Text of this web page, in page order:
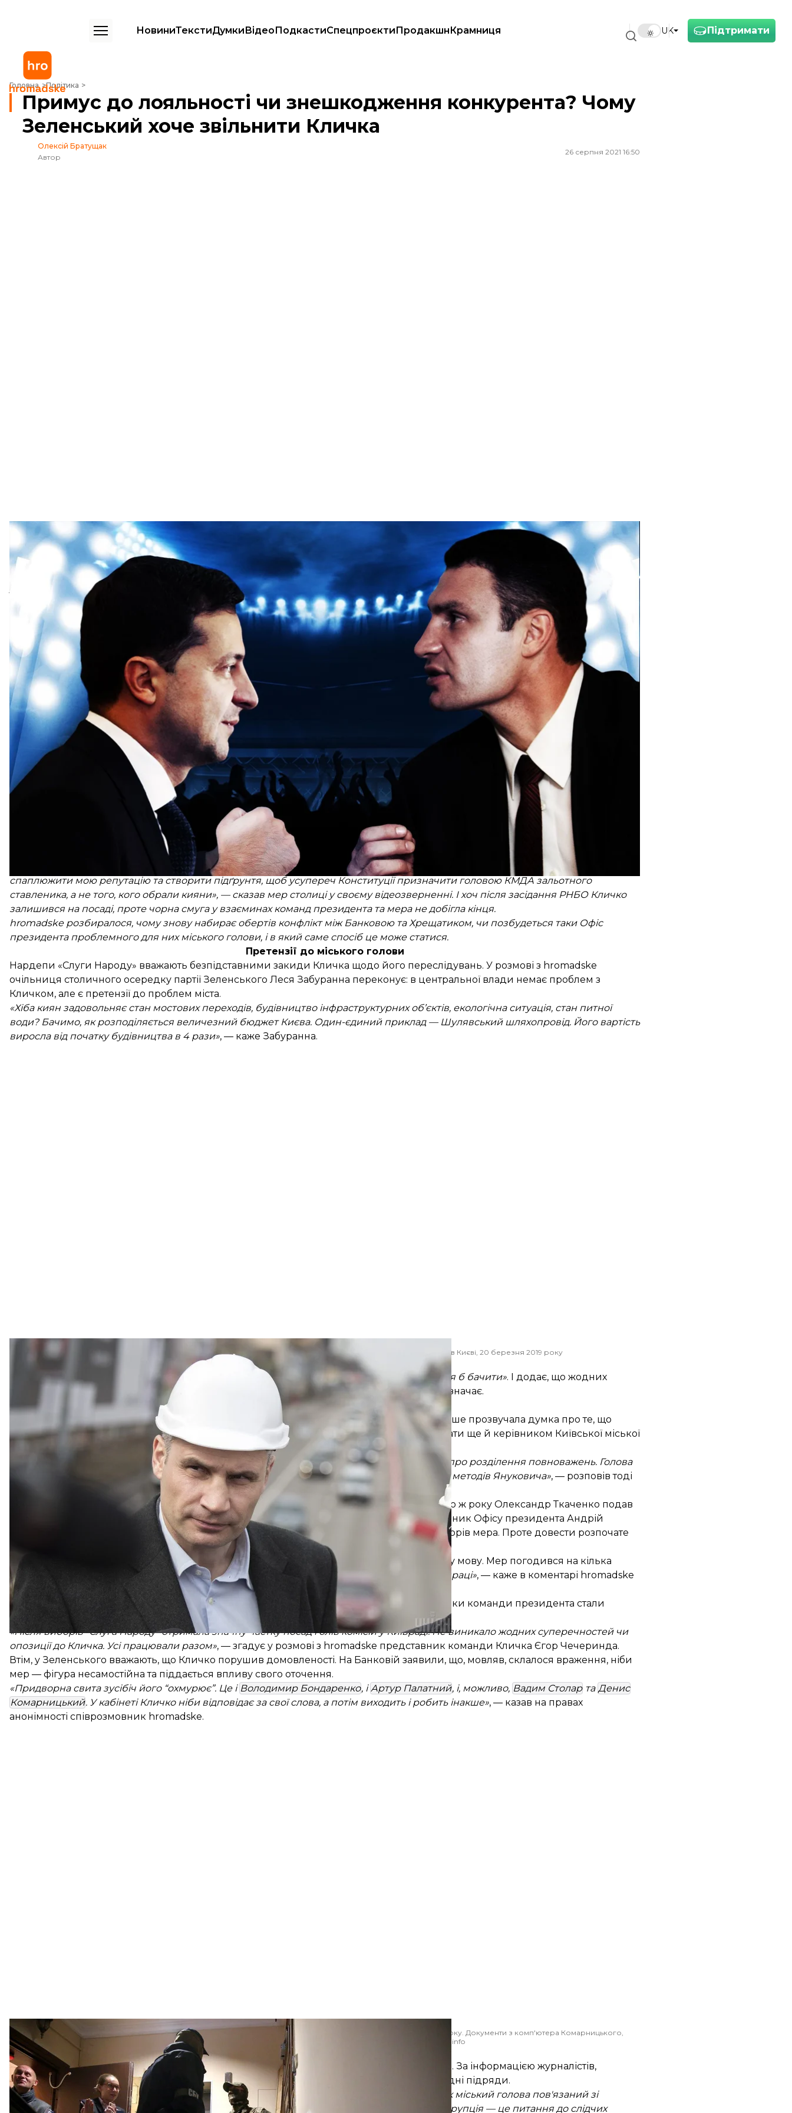
Підтримати
UK
НовиниТекстиДумкиВідеоПодкастиСпецпроєктиПродакшнКрамниця
Головна Політика
Примус до лояльності чи знешкодження конкурента? Чому Зеленський хоче звільнити Кличка
Примус до лояльності чи знешкодження конкурента? Чому
Зеленський хоче звільнити Кличка
Олексій Братущак
Автор
26 серпня 2021 16:50
Володимир Зеленський і Віталій Кличко перейшли до нової фази загострення стосунків. Протягом тижня опоненти
обмінювалися інформаційними ударами, а 20 серпня столичний мер став героєм чергової серії серіалу «п’ятничне РНБО». В
українському політикумі вже певний час обговорюють, чи дійде зрештою до «санкцій» проти мера у вигляді звільнення його з
посади голови КМДА.
Ці розмови точилися під час чергової хвилі обшуків у столиці. Спершу прокуратура завітала додепартаменту освіти КМДА
через «нецільове використання бюджетних коштів». Далі слідчі прийшли до управління освітиПечерської
райдержадміністрації
через купівлю шкільних меблів за завищеними цінами. Потім Офіс Генпрокурора викрив
стійке
злочинне угрупування
з чиновників КМДА, які зловживали на евакуації автівок.
Паралельно з цим відбувалися акції протесту через чергове знесення історичних будинків у центрі та конфлікт щодо
розміщення «
радянської інсталяції » на вулиці Інститутській.
Усе це сам Кличко назвав системним політично-мотивованим тиском на владу Києва. «Робиться це з одною метою:
спаплюжити мою репутацію та створити підґрунтя, щоб усупереч Конституції призначити головою КМДА зальотного
ставленика, а не того, кого обрали кияни», —сказав мер столиці у своєму відеозверненні. І хоч після засідання РНБО Кличко
залишився на посаді, проте чорна смуга у взаєминах команд президента та мера не добігла кінця.
hromadske розбиралося, чому знову набирає обертів конфлікт між Банковою та Хрещатиком, чи позбудеться таки Офіс
президента проблемного для них міського голови, і в який саме спосіб це може статися.
Претензії до міського голови
Нардепи «Слуги Народу» вважають безпідставними закиди Кличка щодо його переслідувань. У розмові з hromadske
очільниця столичного осередку партії Зеленського Леся Забуранна переконує: в центральної влади немає проблем з
Кличком, але є претензії до проблем міста.
«Хіба киян задовольняє стан мостових переходів, будівництво інфраструктурних об’єктів, екологічна ситуація, стан питної
води? Бачимо, як розподіляється величезний бюджет Києва. Один-єдиний приклад — Шулявський шляхопровід. Його вартість
виросла від початку будівництва в 4 рази», — каже Забуранна.
Мер Києва Віталій Кличко під час перевірки робіт із реконструкції Шулявського шляхопроводу в Києві, 20 березня 2019 року
Андрій Скакодуб / УНІАН
Лідер партії Олександр Корнієнко жаліється, що йому як киянину «не такий Київ хотілося б бачити». І додає, що жодних
звинувачень у бік Кличка вони не висувають — претензії тільки до людей, яких той призначає.
За два роки Банкова з мером Києва мали і конфлікти, і періоди порозуміння.
У липні 2019-го стало зрозуміло: президент і мер Києва багато в чому не згодні. Тоді вперше прозвучала думка про те, що
посади Кличка розділять — за законом, обраного міського голову Києва мають призначати ще й керівником Київської міської
державної адміністрації.
«Зустрівся з президентом Зеленським: говорили спокійно, президент підтвердив чутки про розділення повноважень. Голова
КМДА — його вертикаль, він збирається призначити туди свою людину… Це повернення методів Януковича», — розповів тоді
Вже у вересні 2019-го уряд Олексія Гончарука погодив звільнення Кличка, а у жовтні того ж року Олександр Ткаченко подав
свою е-декларацію як кандидат на посаду голови КМДА. За цим стояв тогочасний керівник Офісу президента Андрій
Богдан. Призначення свого голови КМДА розглядали як стартовий майданчик для виборів мера. Проте довести розпочате
Коли Богдана на Банковій замінив Андрій Єрмак — із Кличком швидко знайшли спільну мову. Мер погодився на кілька
кадрових призначень від Банкової.«Було відчуття домовленостей, конструктивної співпраці», — каже в коментарі hromadske
наближений до Офісу президента політолог Володимир Фесенко.
Попри низький результат партії Зеленського на виборах у Києві, одразу два представники команди президента стали
заступниками Кличка. Загалом же голова КМДА нині має 13 заступників.
«Після виборів "Слуга Народу" отримала значну частку посад голів комісій у Київраді. Не виникало жодних суперечностей чи
опозиції до Кличка. Усі працювали разом», — згадує у розмові з hromadske представник команди Кличка Єгор Чечеринда.
Втім, у Зеленського вважають, що Кличко порушив домовленості. На Банковій заявили, що, мовляв, склалося враження, ніби
мер — фігура несамостійна та піддається впливу свого оточення.
«Придворна свита зусібіч його “охмурює”. Це і Володимир Бондаренко, іАртур Палатний, і, можливо, Вадим Столар та Денис
Комарницький. У кабінеті Кличко ніби відповідає за свої слова, а потім виходить і робить інакше», — казав на правах
анонімності співрозмовник hromadske.
Співробітники Служби безпеки України проводять обшук в офісі Дениса Комарницького, Київ, 31 жовтня 2019 року. Документи з комп'ютера Комарницького,
вилучені силовиками, були нібито пізніше передані журналістам Bihus.info
В'ячеслав Ратинський / УНІАН
Вадим Столар і Денис Комарницький є фігурантами розслідування проєкту «
». За інформацією журналістів,
протягом перебування Кличка на посаді компанії цих забудовників отримували мільярдні підряди.
Та чи існує корупційний зв’язок між мером та забудовниками?
«Очевидно, що Кличко як міський голова пов'язаний зі
столичними забудовниками. Напевно, він їх знає, і з ними співпрацює. Наскільки там є корупція — це питання до слідчих